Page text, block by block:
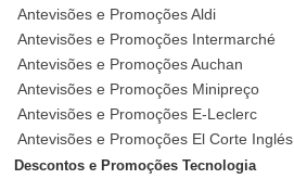
Antevisões e Promoções Aldi
Antevisões e Promoções Intermarché
Antevisões e Promoções Auchan
Antevisões e Promoções Minipreço
Antevisões e Promoções E-Leclerc
Antevisões e Promoções El Corte Inglés
Descontos e Promoções Tecnologia